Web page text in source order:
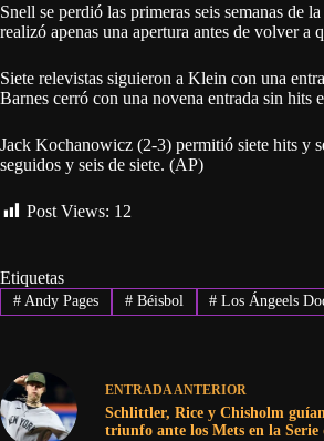
Snell se perdió las primeras seis semanas de
realizó apenas una apertura antes de volver
Siete relevistas siguieron a Klein con una
Barnes cerró con una novena entrada sin hits
Jack Kochanowicz (2-3) permitió siete hits y
seguidos y seis de siete. (AP)
Post Views: 12
Etiquetas
#Andy Pages #Béisbol # Los Ángeels
ENTRADAANTERIOR
Schlittler, Rice y Chisholm guían
triunfo ante los Mets en la Serie